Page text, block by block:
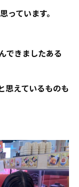
っています。
できましたある
思えているものも